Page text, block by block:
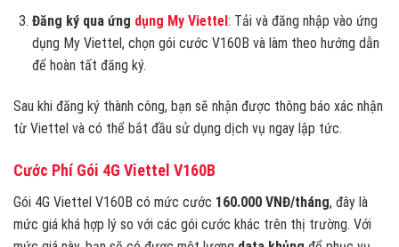
Đăng ký qua ứng dụng My Viettel: Tải và đăng nhập vào ứng
dụng My Viettel, chọn gói cước V160B và làm theo hướng dẫn
để hoàn tất đăng ký.
Sau khi đăng ký thành công, bạn sẽ nhận được thông báo xác nhận
từ Viettel và có thể bắt đầu sử dụng dịch vụ ngay lập tức.
Cước Phí Gói 4G Viettel V160B
Gói 4G Viettel V160B có mức cước 160.000 VNĐ/tháng, đây là
mức giá khá hợp lý so với các gói cước khác trên thị trường. Với